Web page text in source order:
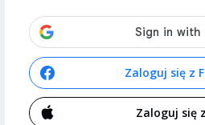
Zaloguj się z
Zaloguj się